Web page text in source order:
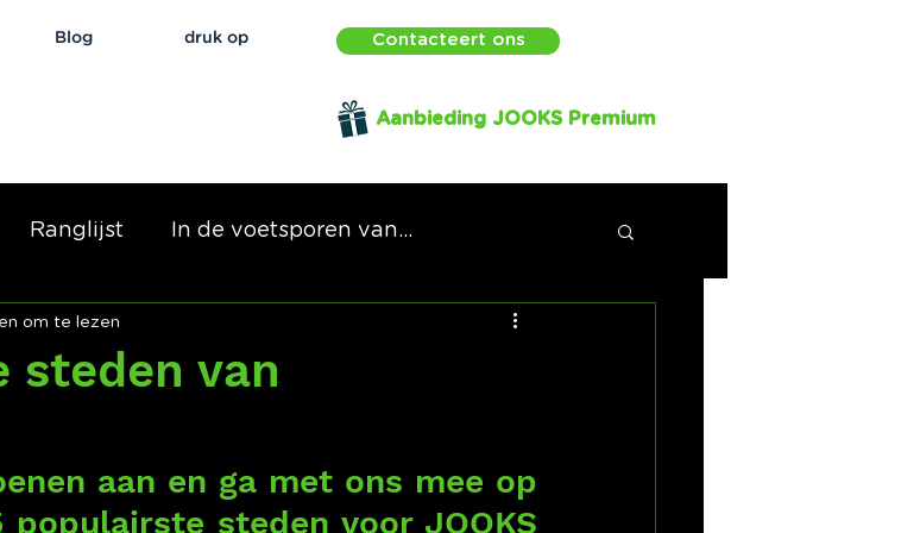
Blog druk op Contacteert ons
Aanbieding JOOKS Premium
Ranglijst In de voetsporen van...
steden van
om te lezen
aan en ga met ons mee op
steden voor JOOKS